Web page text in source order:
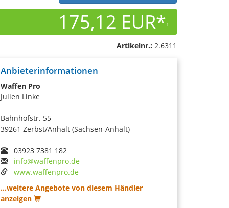
175,12 EUR*1
Artikelnr.: 2.6311
Anbieterinformationen
Waffen Pro
Julien Linke
Bahnhofstr. 55
39261 Zerbst/Anhalt (Sachsen-Anhalt)
03923 7381 182
info@waffenpro.de
www.waffenpro.de
...weitere Angebote von diesem Händler
anzeigen